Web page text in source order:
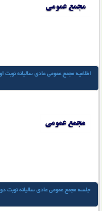
اطلاعیه مجمع عمومی عادی سالیانه نوبت
جلسه مجمع عمومی عادی سالیانه نوبت